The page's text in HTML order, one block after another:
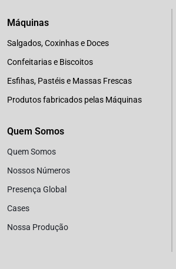
Máquinas
Salgados, Coxinhas e Doces
Confeitarias e Biscoitos
Esfihas, Pastéis e Massas Frescas
Produtos fabricados pelas Máquinas
Quem Somos
Quem Somos
Nossos Números
Presença Global
Cases
Nossa Produção